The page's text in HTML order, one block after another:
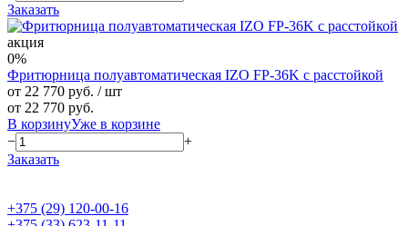
Заказать
акция
0%
Фритюрница полуавтоматическая IZO FP-36K с расстойкой
от 22 770 руб. / шт
от 22 770 руб.
В корзинуУже в корзине
−
+
Заказать
+375 (29) 120-00-16